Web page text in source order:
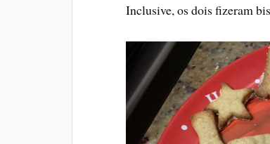
Inclusive, os dois fizeram